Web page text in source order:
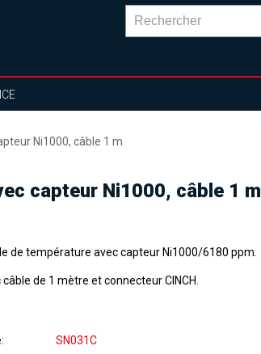
Ni1000, câble 1 m
capteur Ni1000, câble 1 m
de température avec capteur Ni1000/6180 ppm.
de 1 mètre et connecteur CINCH.
SN031C